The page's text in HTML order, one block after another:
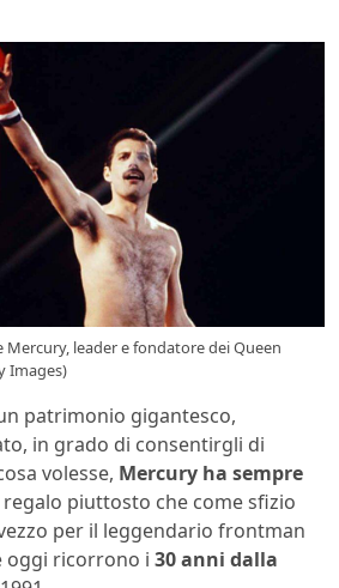
leader e fondatore dei Queen
Images)
patrimonio gigantesco,
in grado di consentirgli di
volesse, Mercury ha sempre
regalo piuttosto che come sfizio
per il leggendario frontman
oggi ricorrono i 30 anni dalla